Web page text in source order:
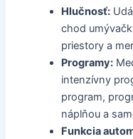
Hlučnosť:
chod
priestory a
Programy:
intenzívny
program,
náplňou a
Funkcia